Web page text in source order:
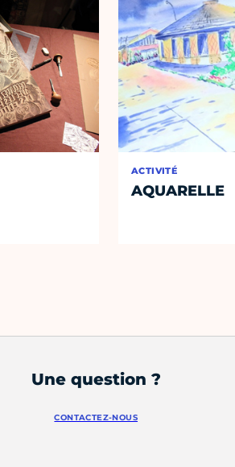
ACTIVITÉ
AQUARELLE
Une question ?
CONTACTEZ-NOUS